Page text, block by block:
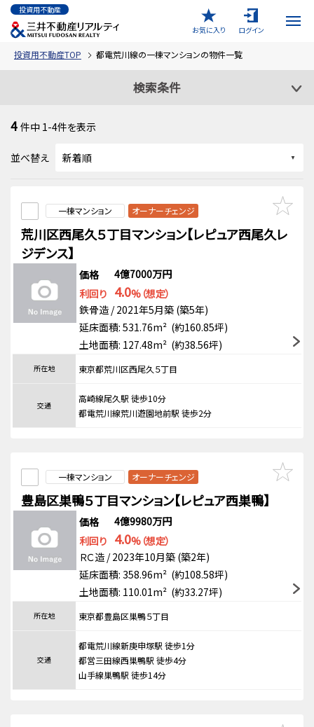
投資用不動産
お気に入り
ログイン
投資用不動産TOP 都電荒川線の一棟マンションの物件一覧
検索条件
4 件中 1-4件を表示
並べ替え
一棟マンション オーナーチェンジ
荒川区西尾久５丁目マンション【レピュア西尾久レ
ジデンス】
価格
4億7000万円
利回り 4.0%（想定）
鉄骨造 / 2021年5月築 (築5年)
延床面積: 531.76m² (約160.85坪)
土地面積: 127.48m² (約38.56坪)
所在地 東京都荒川区西尾久５丁目
交通
高崎線尾久駅 徒歩10分
都電荒川線荒川遊園地前駅 徒歩2分
一棟マンション オーナーチェンジ
豊島区巣鴨５丁目マンション【レピュア西巣鴨】
価格
4億9980万円
利回り 4.0%（想定）
ＲＣ造 / 2023年10月築 (築2年)
延床面積: 358.96m² (約108.58坪)
土地面積: 110.01m² (約33.27坪)
所在地 東京都豊島区巣鴨５丁目
交通
都電荒川線新庚申塚駅 徒歩1分
都営三田線西巣鴨駅 徒歩4分
山手線巣鴨駅 徒歩14分